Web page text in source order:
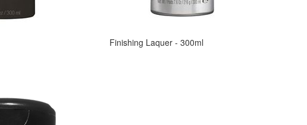
Finishing Laquer - 300ml